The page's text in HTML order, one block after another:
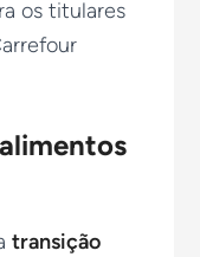
os titulares
transição